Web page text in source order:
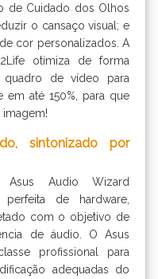
de Cuidado dos Olhos
o cansaço visual; e
cor personalizados. A
otimiza de forma
de vídeo para
em até 150%, para que
sintonizado por
Audio Wizard
de hardware,
com o objetivo de
de áudio. O Asus
profissional para
adequadas do